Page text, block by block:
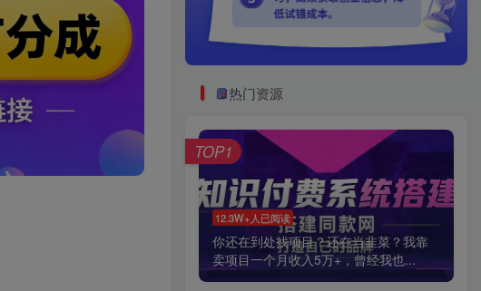
热门资源
12.3W+人已阅读
你还在到处找项目？还在当韭菜？我靠
卖项目一个月收入5万+，曾经我也...
TOP1